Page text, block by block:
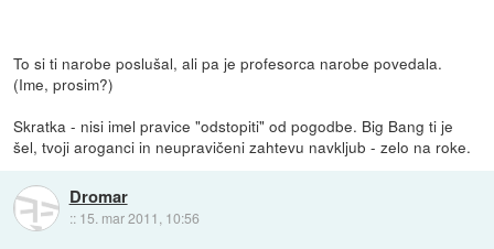
To si ti narobe poslušal, ali pa je profesorca narobe povedala.
(Ime, prosim?)
Skratka - nisi imel pravice "odstopiti" od pogodbe. Big Bang ti je
šel, tvoji aroganci in neupravičeni zahtevu navkljub - zelo na roke.
Dromar
:: 15. mar 2011, 10:56